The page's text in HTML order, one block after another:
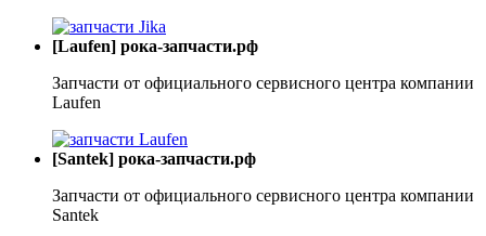
[Laufen] рока-запчасти.рф
Запчасти от официального сервисного центра компании
Laufen
[Santek] рока-запчасти.рф
Запчасти от официального сервисного центра компании
Santek